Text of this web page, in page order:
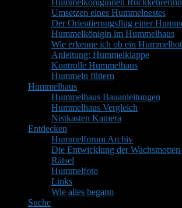
Hummelköniginnen
Umsetzen eines Hummelnestes
Der Orientierungsflug einer
Hummelkönigin im Hummelhaus
Wie erkenne ich ob ein
Anleitung: Hummelklappe
Kontrolle Hummelhaus
Hummeln füttern
Hummelhaus
Hummelhaus Bauanleitungen
Hummelhaus Vergleich
Nistkasten Kamera
Entdecken
Hummelforum Archiv
Die Entwicklung der
Rätsel
Hummelfoto
Links
Wie alles begann
Suche